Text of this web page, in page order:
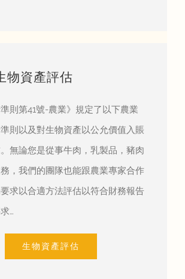
物資產評估
準則第41號-農業》規定了以下農業
則以及對生物資產以公允價值入賬
無論您是從事牛肉，乳製品，豬肉
，我們的團隊也能跟農業專家合作
求以合適方法評估以符合財務報告
…
生物資產評估